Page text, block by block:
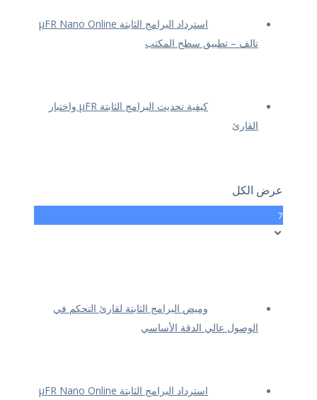
استرداد البرامج الثابتة μFR Nano Online
تالف – تطبيق سطح المكتب
كيفية تحديث البرامج الثابتة μFR واختبار
القارئ
عرض الكل
7
وميض البرامج الثابتة لقارئ التحكم في
الوصول عالي الدقة الأساسي
استرداد البرامج الثابتة μFR Nano Online